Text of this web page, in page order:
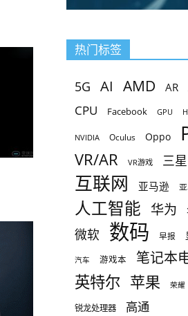
热门标签
5G AI AMD AR
CPU Facebook GPU
NVIDIA Oculus Oppo
VR/AR VR游戏 三星
互联网 亚马逊
人工智能 华为
微软 数码 早报
汽车 游戏本 笔记本
英特尔 苹果 荣耀
锐龙处理器 高通